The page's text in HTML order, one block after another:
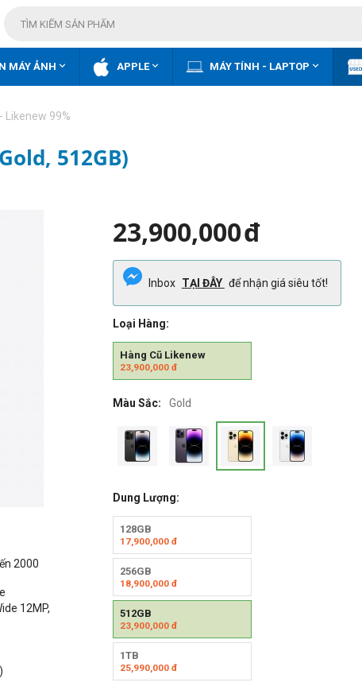
MÁY ẢNH  APPLE MÁY TÍNH - LAPTOP 
Likenew 99%
512GB)
2000
12MP,
23,900,000đ
Inbox TẠI ĐÂY để nhận giá siêu tốt!
Loại Hàng:
Hàng Cũ Likenew
23,900,000đ
Màu Sắc: Gold
Dung Lượng:
128GB
17,900,000đ
256GB
18,900,000đ
512GB
23,900,000đ
1TB
25,990,000đ